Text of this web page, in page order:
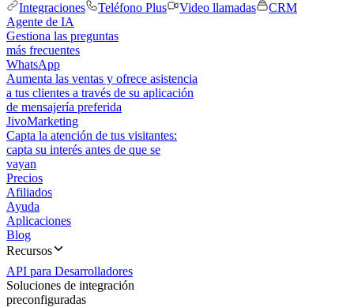
Integraciones
Teléfono Plus Video llamadas
CRM
Agente de IA
Gestiona las preguntas
más frecuentes
WhatsApp
Aumenta las ventas y ofrece asistencia
a tus clientes a través de su aplicación
de mensajería preferida
JivoMarketing
Capta la atención de tus visitantes:
capta su interés antes de que se
vayan
Precios
Afiliados
Ayuda
Aplicaciones
Blog
Recursos
API para Desarrolladores
Soluciones de integración
preconfiguradas